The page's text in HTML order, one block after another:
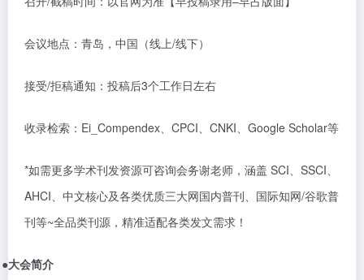
会议地点：青岛，中国（线上/线下）
接受/拒稿通知：投稿后3个工作日左右
收录检索： Ei_Compendex、 CPCI、 CNKI、 Google Scholar等
*如需更多学术刊发资源可咨询会务谢老师，涵盖 SCI、 SSCI、
AHCI、中文核心及各类优质三大网国内普刊、国际知网/谷歌普
刊等~全品类刊源，精准适配各类发文需求！
●大会简介